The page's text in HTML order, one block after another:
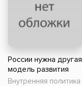
России нужна другая
модель развития
Внутренняя политика